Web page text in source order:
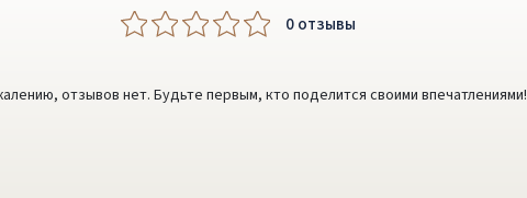
0 oтзывы
отзывов нет. Будьте первым, кто поделится своими впечатлениями!